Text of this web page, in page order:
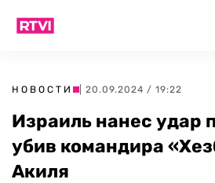
НОВОСТИ | 20.09.2024 / 19:22
Израиль нанес удар
убив командира
Акиля